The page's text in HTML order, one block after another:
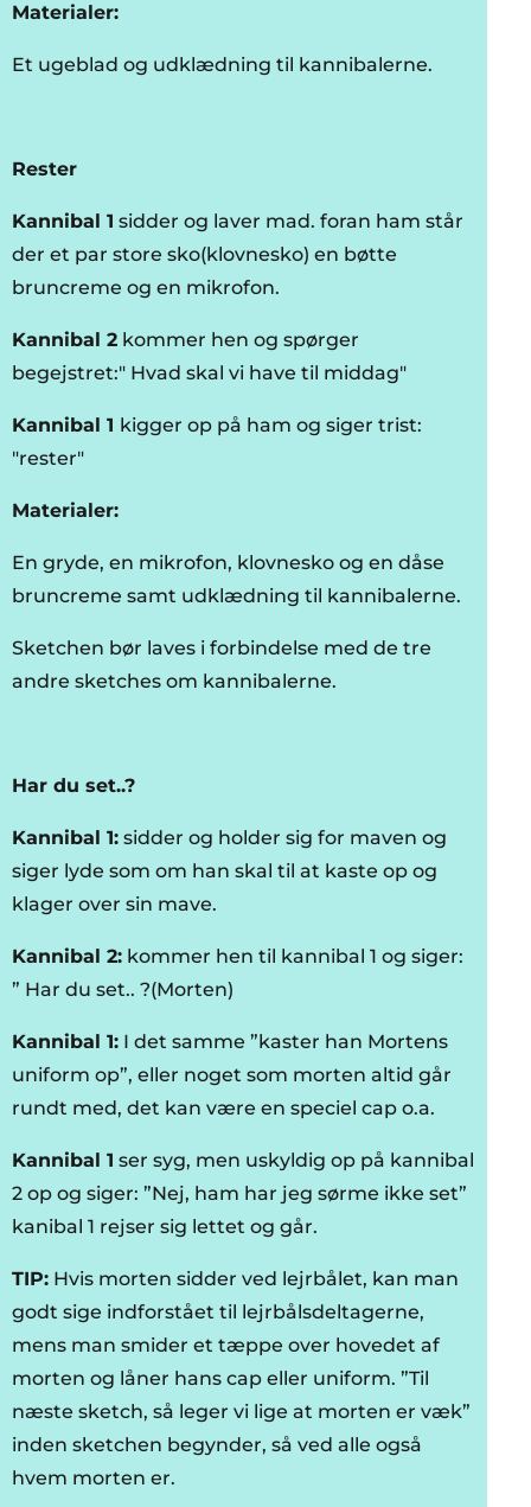
Materialer:
Et ugeblad og udklædning til kannibalerne.
Rester
Kannibal 1 sidder og laver mad. foran ham står
der et par store sko(klovnesko) en bøtte
bruncreme og en mikrofon.
Kannibal 2 kommer hen og spørger
begejstret:" Hvad skal vi have til middag"
Kannibal 1 kigger op på ham og siger trist:
"rester"
Materialer:
En gryde, en mikrofon, klovnesko og en dåse
bruncreme samt udklædning til kannibalerne.
Sketchen bør laves i forbindelse med de tre
andre sketches om kannibalerne.
Har du set..?
Kannibal 1: sidder og holder sig for maven og
siger lyde som om han skal til at kaste op og
klager over sin mave.
Kannibal 2: kommer hen til kannibal 1 og siger:
” Har du set.. ?(Morten)
Kannibal 1: I det samme ”kaster han Mortens
uniform op”, eller noget som morten altid går
rundt med, det kan være en speciel cap o.a.
Kannibal 1 ser syg, men uskyldig op på kannibal
2 op og siger: ”Nej, ham har jeg sørme ikke set”
kanibal 1 rejser sig lettet og går.
TIP: Hvis morten sidder ved lejrbålet, kan man
godt sige indforstået til lejrbålsdeltagerne,
mens man smider et tæppe over hovedet af
morten og låner hans cap eller uniform. ”Til
næste sketch, så leger vi lige at morten er væk”
inden sketchen begynder, så ved alle også
hvem morten er.